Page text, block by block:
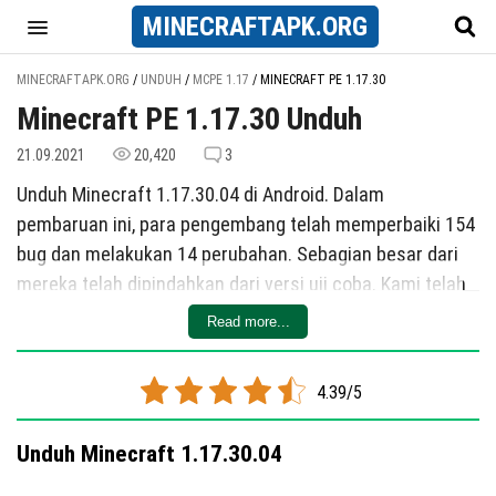
MINECRAFTAPK.ORG
MINECRAFTAPK.ORG / UNDUH / MCPE 1.17 / MINECRAFT PE 1.17.30
Minecraft PE 1.17.30 Unduh
21.09.2021 20,420 3
Unduh Minecraft 1.17.30.04 di Android. Dalam
pembaruan ini, para pengembang telah memperbaiki 154
bug dan melakukan 14 perubahan. Sebagian besar dari
mereka telah dipindahkan dari versi uji coba. Kami telah
mencantumkan yang baru.
Fitur Baru
Menambahkan dua kustomisasi:
Penyelamat". Pengaturan ini mencegah Revival
Read more...
4.39/5
Unduh Minecraft 1.17.30.04